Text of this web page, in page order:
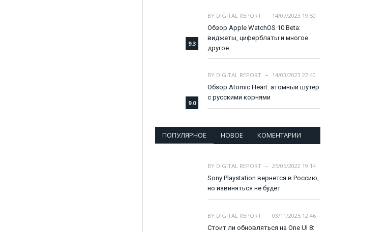
9.3
BY DIGITAL REPORT
14/07/2023 19:50
Обзор Apple WatchOS 10 Beta:
виджеты, циферблаты и многое
другое
9.0
BY DIGITAL REPORT
14/03/2023 22:40
Обзор Atomic Heart: атомный шутер
с русскими корнями
ПОПУЛЯРНОЕ НОВОЕ КОМЕНТАРИИ
BY DIGITAL REPORT
25/05/2022 19:14
Sony Playstation вернется в Россию,
но извиняться не будет
BY DIGITAL REPORT
03/11/2025 12:46
Стоит ли обновляться на One UI 8: